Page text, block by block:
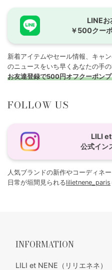
LINEお
￥500クー
新着アイテムやセール情報、キャ
のニュースをいち早くあなたの手の
お友達登録で500円オフクーポン
FOLLOW US
LILI
公式イン
人気ブランドの新作やコーディネ
日常が垣間見られるlilietnene_paris
INFORMATION
LILI et NENE（リリエネネ）